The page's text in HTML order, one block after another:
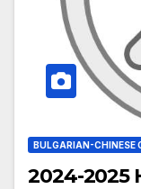
BULGARIAN-CHINESE
2024-2025